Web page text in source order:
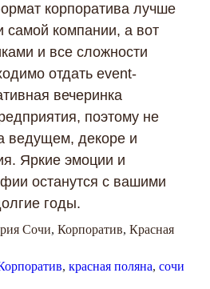
корпоратива лучше
самой компании, а вот
и все сложности
отдать event-
вечеринка
поэтому не
ведущем, декоре и
Яркие эмоции и
останутся с вашими
годы.
Сочи, Корпоратив, Красная
, красная поляна, сочи